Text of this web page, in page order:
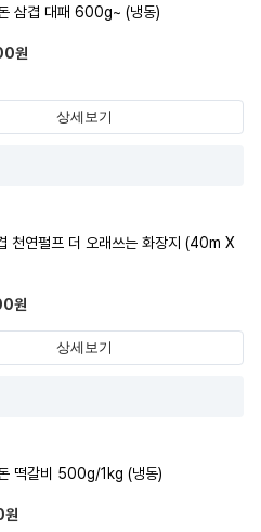
삼겹 대패 600g~ (냉동)
원
상세보기
천연펄프 더 오래쓰는 화장지 (40m X
원
상세보기
떡갈비 500g/1kg (냉동)
원